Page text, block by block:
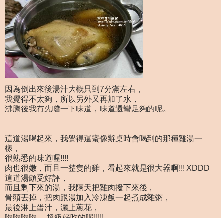
因為倒出來後湯汁大概只到7分滿左右，
我覺得不太夠，所以另外又再加了水，
沸騰後我有先嚐一下味道，味道還蠻足夠的呢。
這道湯喝起來，我覺得還蠻像辦桌時會喝到的那種雞湯一
樣，
很熟悉的味道喔!!!!
肉也很嫩，而且一整隻的雞，看起來就是很大器啊!!! XDDD
這道湯頗受好評，
而且剩下來的湯，我隔天把雞肉撥下來後，
骨頭丟掉，把肉跟湯加入冷凍飯一起煮成雜粥，
最後淋上蛋汁，灑上蔥花，